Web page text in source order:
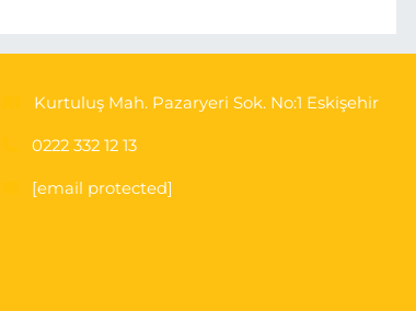
Kurtuluş Mah. Pazaryeri Sok. No:1 Eskişehir
0222 332 12 13
[email protected]